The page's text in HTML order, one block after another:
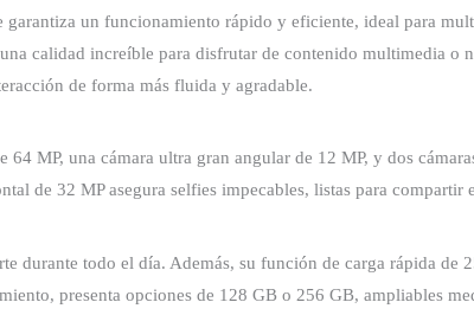
un funcionamiento rápido y eficiente, ideal para
calidad increíble para disfrutar de contenido multimedia o
de forma más fluida y agradable.
MP, una cámara ultra gran angular de 12 MP, y dos
de 32 MP asegura selfies impecables, listas para compartir
durante todo el día. Además, su función de carga rápida de
presenta opciones de 128 GB o 256 GB, ampliables